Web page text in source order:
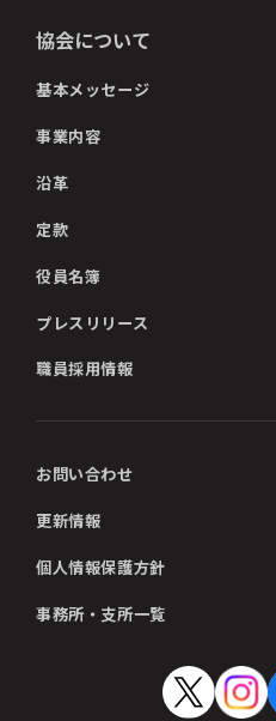
協会について
基本メッセージ
事業内容
沿革
定款
役員名簿
プレスリリース
職員採用情報
お問い合わせ
更新情報
個人情報保護方針
事務所・支所一覧